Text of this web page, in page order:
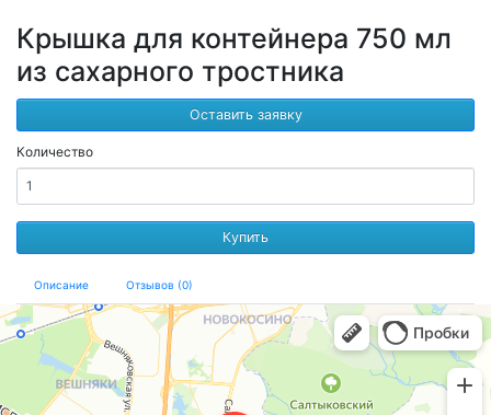
Крышка для контейнера 750 мл
из сахарного тростника
Оставить заявку
Количество
Купить
Описание Отзывов (0)